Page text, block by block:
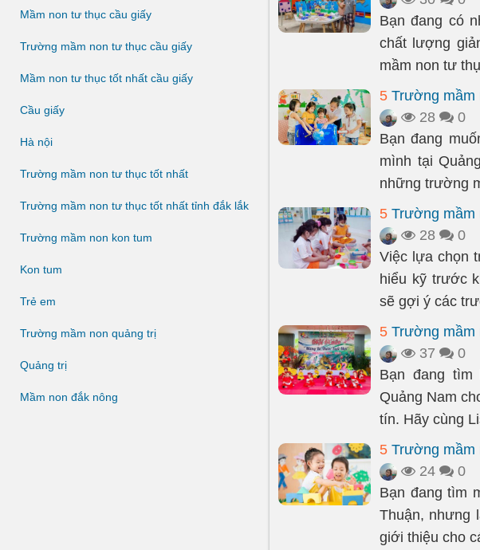
Mầm non tư thục cầu giấy
Trường mầm non tư thục cầu giấy
Mầm non tư thục tốt nhất cầu giấy
Cầu giấy
Hà nội
Trường mầm non tư thục tốt nhất
Trường mầm non tư thục tốt nhất tỉnh đắk lắk
Trường mầm non kon tum
Kon tum
Trẻ em
Trường mầm non quảng trị
Quảng trị
Mầm non đắk nông
Bạn đang có
chất lượng
mầm non tư
5 Trường mầm
28
0
Bạn đang
mình tại
những trường
5 Trường mầm
28
0
Việc lựa chọn
hiểu kỹ trước
sẽ gợi ý các
5 Trường mầm
37
0
Bạn đang
Quảng Nam
tín. Hãy cùng
5 Trường mầm
24
0
Bạn đang tìm
Thuận, nhưng
giới thiệu cho